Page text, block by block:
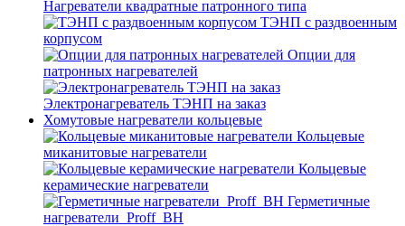
Нагреватели квадратные патронного типа
ТЭНП с раздвоенным
корпусом
Опции для
патронных нагревателей
Электронагреватель ТЭНП на заказ
Хомутовые нагреватели кольцевые
Кольцевые
миканитовые нагреватели
Кольцевые
керамические нагреватели
Герметичные
нагреватели_Proff_BH